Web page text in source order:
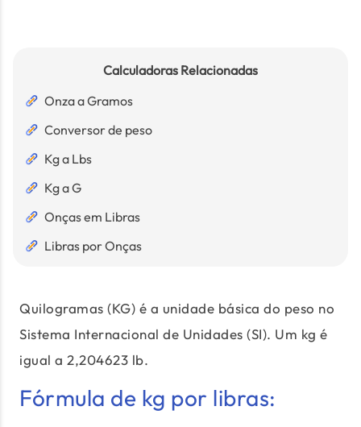
Calculadoras Relacionadas
Onza a Gramos
Conversor de peso
Kg a Lbs
Kg a G
Onças em Libras
Libras por Onças
Quilogramas (KG) é a unidade básica do peso no
Sistema Internacional de Unidades (SI). Um kg é
igual a 2,204623 lb.
Fórmula de kg por libras: